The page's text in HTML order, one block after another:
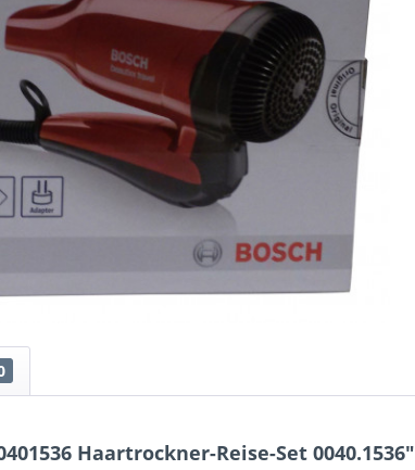
Haartrockner-Reise-Set 0040.1536"